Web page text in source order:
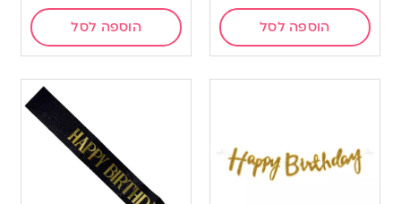
הוספה לסל הוספה לסל